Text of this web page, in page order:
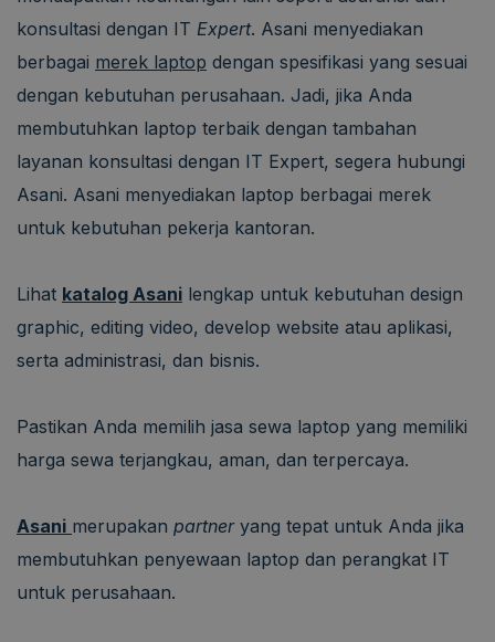
konsultasi dengan IT Expert. Asani menyediakan
berbagai merek laptop dengan spesifikasi yang sesuai
dengan kebutuhan perusahaan. Jadi, jika Anda
membutuhkan laptop terbaik dengan tambahan
layanan konsultasi dengan IT Expert, segera hubungi
Asani. Asani menyediakan laptop berbagai merek
untuk kebutuhan pekerja kantoran.
Lihat katalog Asani lengkap untuk kebutuhan design
graphic, editing video, develop website atau aplikasi,
serta administrasi, dan bisnis.
Pastikan Anda memilih jasa sewa laptop yang memiliki
harga sewa terjangkau, aman, dan terpercaya.
Asani merupakan partneryang tepat untuk Anda jika
membutuhkan penyewaan laptop dan perangkat IT
untuk perusahaan.